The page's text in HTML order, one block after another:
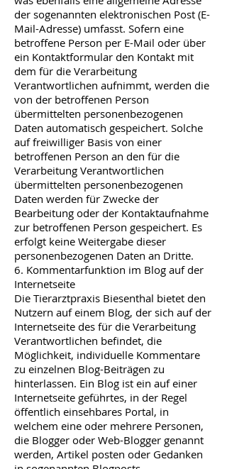
der sogenannten elektronischen Post (E-
Mail-Adresse) umfasst. Sofern eine
betroffene Person per E-Mail oder über
ein Kontaktformular den Kontakt mit
dem für die Verarbeitung
Verantwortlichen aufnimmt, werden die
von der betroffenen Person
übermittelten personenbezogenen
Daten automatisch gespeichert. Solche
auf freiwilliger Basis von einer
betroffenen Person an den für die
Verarbeitung Verantwortlichen
übermittelten personenbezogenen
Daten werden für Zwecke der
Bearbeitung oder der Kontaktaufnahme
zur betroffenen Person gespeichert. Es
erfolgt keine Weitergabe dieser
personenbezogenen Daten an Dritte.
6. Kommentarfunktion im Blog auf der
Internetseite
Die Tierarztpraxis Biesenthal bietet den
Nutzern auf einem Blog, der sich auf der
Internetseite des für die Verarbeitung
Verantwortlichen befindet, die
Möglichkeit, individuelle Kommentare
zu einzelnen Blog-Beiträgen zu
hinterlassen. Ein Blog ist ein auf einer
Internetseite geführtes, in der Regel
öffentlich einsehbares Portal, in
welchem eine oder mehrere Personen,
die Blogger oder Web-Blogger genannt
werden, Artikel posten oder Gedanken